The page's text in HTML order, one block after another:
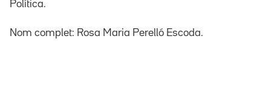
Política.
Nom complet: Rosa Maria Perelló Escoda.